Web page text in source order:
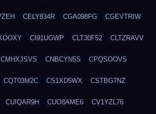
CELY834R CGA098FG CGEVTRIW
CI91UGWP CLT30F52 CLTZRAVV
CMHXJSVS CNBCYN5S CPQSOOVS
CQT03M2C CS1XD5WX CSTBG7NZ
CUIQAR9H CUO8AME6 CV1YZL76